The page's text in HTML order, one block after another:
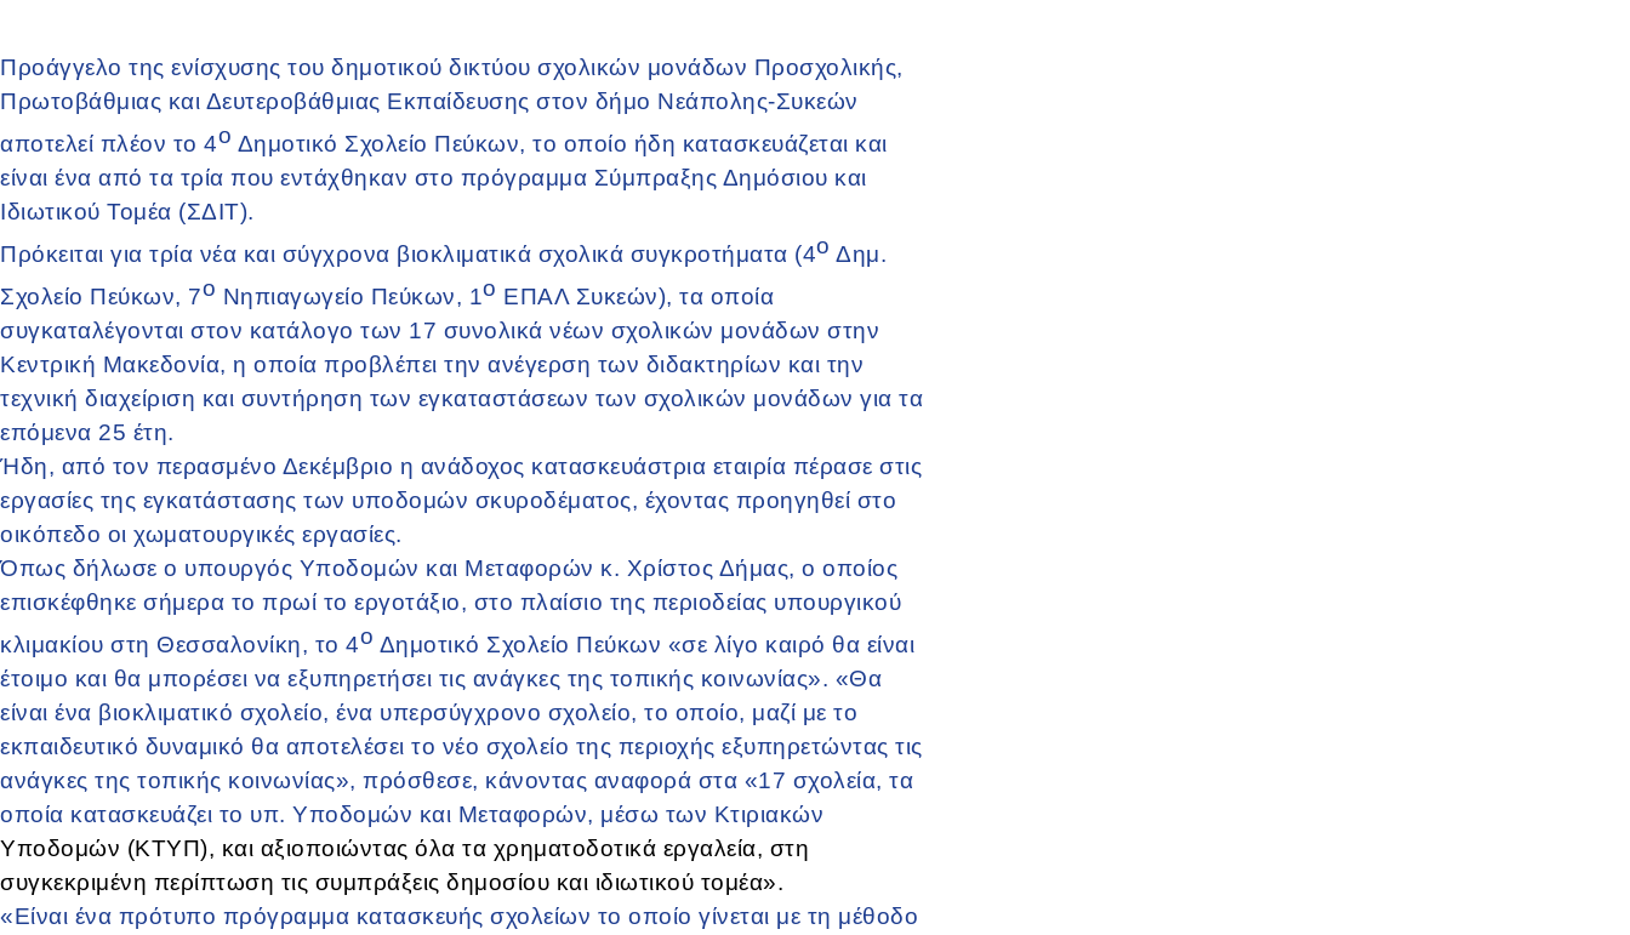
Προάγγελο της ενίσχυσης του δημοτικού δικτύου σχολικών μονάδων Προσχολικής,
Πρωτοβάθμιας και Δευτεροβάθμιας Εκπαίδευσης στον δήμο Νεάπολης-Συκεών
αποτελεί πλέον το 4ο Δημοτικό Σχολείο Πεύκων, το οποίο ήδη κατασκευάζεται και
είναι ένα από τα τρία που εντάχθηκαν στο πρόγραμμα Σύμπραξης Δημόσιου και
Ιδιωτικού Τομέα (ΣΔΙΤ).
Πρόκειται για τρία νέα και σύγχρονα βιοκλιματικά σχολικά συγκροτήματα (4ο Δημ.
Σχολείο Πεύκων, 7ο Νηπιαγωγείο Πεύκων, 1ο ΕΠΑΛ Συκεών), τα οποία
συγκαταλέγονται στον κατάλογο των 17 συνολικά νέων σχολικών μονάδων στην
Κεντρική Μακεδονία, η οποία προβλέπει την ανέγερση των διδακτηρίων και την
τεχνική διαχείριση και συντήρηση των εγκαταστάσεων των σχολικών μονάδων για τα
επόμενα 25 έτη.
Ήδη, από τον περασμένο Δεκέμβριο η ανάδοχος κατασκευάστρια εταιρία πέρασε στις
εργασίες της εγκατάστασης των υποδομών σκυροδέματος, έχοντας προηγηθεί στο
οικόπεδο οι χωματουργικές εργασίες.
Όπως δήλωσε ο υπουργός Υποδομών και Μεταφορών κ. Χρίστος Δήμας, ο οποίος
επισκέφθηκε σήμερα το πρωί το εργοτάξιο, στο πλαίσιο της περιοδείας υπουργικού
κλιμακίου στη Θεσσαλονίκη, το 4ο Δημοτικό Σχολείο Πεύκων «σε λίγο καιρό θα είναι
έτοιμο και θα μπορέσει να εξυπηρετήσει τις ανάγκες της τοπικής κοινωνίας». «Θα
είναι ένα βιοκλιματικό σχολείο, ένα υπερσύγχρονο σχολείο, το οποίο, μαζί με το
εκπαιδευτικό δυναμικό θα αποτελέσει το νέο σχολείο της περιοχής εξυπηρετώντας τις
ανάγκες της τοπικής κοινωνίας», πρόσθεσε, κάνοντας αναφορά στα «17 σχολεία, τα
οποία κατασκευάζει το υπ. Υποδομών και Μεταφορών, μέσω των Κτιριακών
Υποδομών (ΚΤΥΠ), και αξιοποιώντας όλα τα χρηματοδοτικά εργαλεία, στη
συγκεκριμένη περίπτωση τις συμπράξεις δημοσίου και ιδιωτικού τομέα».
«Είναι ένα πρότυπο πρόγραμμα κατασκευής σχολείων το οποίο γίνεται με τη μέθοδο